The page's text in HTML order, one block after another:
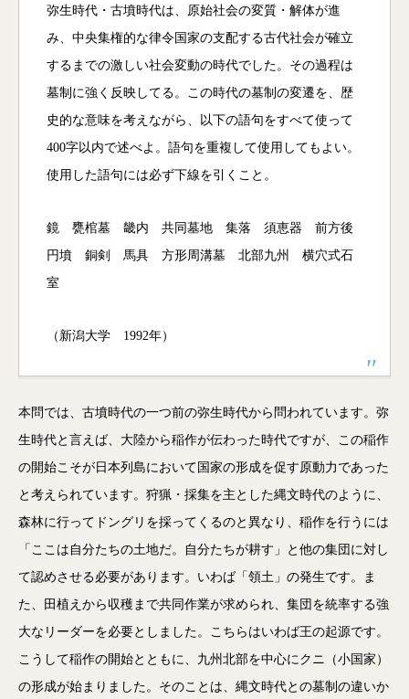
弥生時代・古墳時代は、原始社会の変質・解体が進
み、中央集権的な律令国家の支配する古代社会が確立
するまでの激しい社会変動の時代でした。その過程は
墓制に強く反映してる。この時代の墓制の変遷を、歴
史的な意味を考えながら、以下の語句をすべて使って
400字以内で述べよ。語句を重複して使用してもよい。
使用した語句には必ず下線を引くこと。
鏡 甕棺墓 畿内 共同墓地 集落 須恵器 前方後
円墳 銅剣 馬具 方形周溝墓 北部九州 横穴式石
室
（新潟大学 1992年）
本問では、古墳時代の一つ前の弥生時代から問われています。弥
生時代と言えば、大陸から稲作が伝わった時代ですが、この稲作
の開始こそが日本列島において国家の形成を促す原動力であった
と考えられています。狩猟・採集を主とした縄文時代のように、
森林に行ってドングリを採ってくるのと異なり、稲作を行うには
「ここは自分たちの土地だ。自分たちが耕す」と他の集団に対し
て認めさせる必要があります。いわば「領土」の発生です。ま
た、田植えから収穫まで共同作業が求められ、集団を統率する強
大なリーダーを必要としました。こちらはいわば王の起源です。
こうして稲作の開始とともに、九州北部を中心にクニ（小国家）
の形成が始まりました。そのことは、縄文時代との墓制の違いか